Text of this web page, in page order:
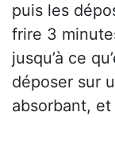
puis les
frire 3
jusqu’à ce
déposer sur
absorbant,